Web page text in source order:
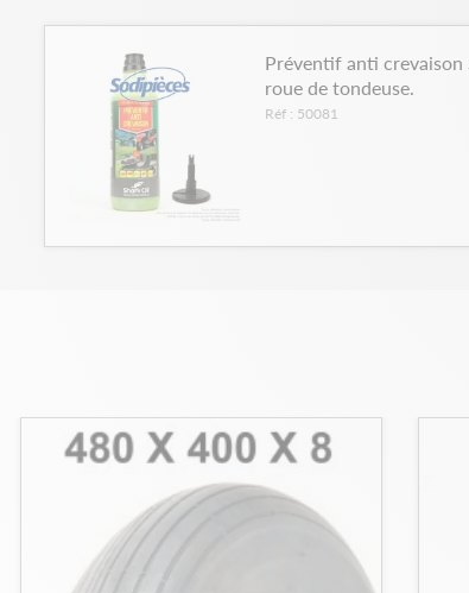
Préventif anti
roue de tondeuse.
Réf : 50081